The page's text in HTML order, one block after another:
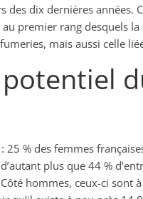
des dix dernières années.
premier rang desquels
mais aussi celle
25 % des femmes
plus que 44 %
hommes, ceux-ci sont